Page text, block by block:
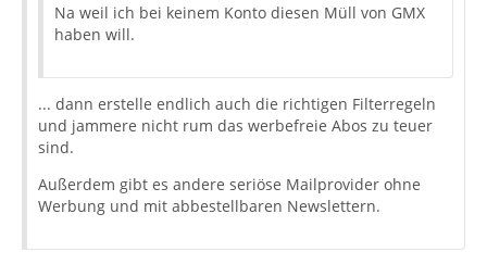
Na weil ich bei keinem Konto diesen Müll von GMX
haben will.
... dann erstelle endlich auch die richtigen Filterregeln
und jammere nicht rum das werbefreie Abos zu teuer
sind.
Außerdem gibt es andere seriöse Mailprovider ohne
Werbung und mit abbestellbaren Newslettern.